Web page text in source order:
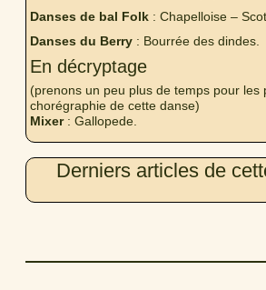
Danses de bal Folk: Chapelloise –
Danses du Berry: Bourrée des dindes.
En décryptage
(prenons un peu plus de temps pour les
chorégraphie de cette danse)
Mixer: Gallopede.
Derniers articles de